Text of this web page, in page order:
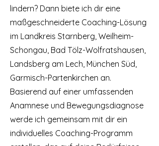
lindern? Dann biete ich dir eine
maßgeschneiderte Coaching-Lösung
im Landkreis Starnberg, Weilheim-
Schongau, Bad Tölz-Wolfratshausen,
Landsberg am Lech, München Süd,
Garmisch-Partenkirchen an.
Basierend auf einer umfassenden
Anamnese und Bewegungsdiagnose
werde ich gemeinsam mit dir ein
individuelles Coaching-Programm